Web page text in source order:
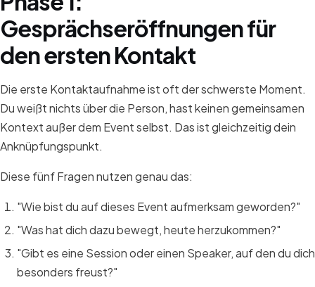
Gesprächseröffnungen für
den ersten Kontakt
Die erste Kontaktaufnahme ist oft der schwerste Moment.
Du weißt nichts über die Person, hast keinen gemeinsamen
Kontext außer dem Event selbst. Das ist gleichzeitig dein
Anknüpfungspunkt.
Diese fünf Fragen nutzen genau das:
"Wie bist du auf dieses Event aufmerksam geworden?"
"Was hat dich dazu bewegt, heute herzukommen?"
"Gibt es eine Session oder einen Speaker, auf den du dich
besonders freust?"